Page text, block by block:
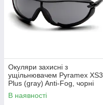
Окуляри захисні з
ущільнювачем Pyramex XS3
Plus (gray) Anti-Fog, чорні
В наявності